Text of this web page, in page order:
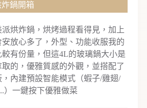
鍋開箱
烘炸鍋，烘烤過程看得見，加上
放心多了，外型、功能收服我的
有份量，但這4L的玻璃鍋大小是
的，優雅質感的外觀，並搭配了
內建預設智能模式（蝦子/雞翅/
）一鍵按下優雅做菜